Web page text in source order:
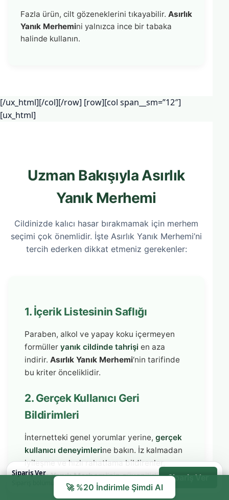
🚀 %20 İndirimle Şimdi Al
Fazla ürün, cilt gözeneklerini tıkayabilir. Asırlık
Yanık Merhemini yalnızca ince bir tabaka
halinde kullanın.
[/ux_html][/col][/row] [row][col span__sm=”12″]
[ux_html]
Uzman Bakışıyla Asırlık
Yanık Merhemi
Cildinizde kalıcı hasar bırakmamak için merhem
seçimi çok önemlidir. İşte Asırlık Yanık Merhemi’ni
tercih ederken dikkat etmeniz gerekenler:
1. İçerik Listesinin Saflığı
Paraben, alkol ve yapay koku içermeyen
formüller yanık cildinde tahrişi en aza
indirir. Asırlık Yanık Merhemi‘nin tarifinde
bu kriter önceliklidir.
2. Gerçek Kullanıcı Geri
Bildirimleri
İnternetteki genel yorumlar yerine, gerçek
kullanıcı deneyimlerine bakın. İz kalmadan
iyileşme ve hızlı rahatlama bildirenler,
Asırlık Yanık Merhemi‘nin güvenilirliğini
Sipariş Ver
Sipariş bölümüne hızlıca git Sipariş Ver